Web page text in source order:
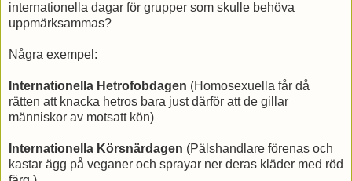
internationella dagar för grupper som skulle behöva
uppmärksammas?
Några exempel:
Internationella Hetrofobdagen (Homosexuella får då
rätten att knacka hetros bara just därför att de gillar
människor av motsatt kön)
Internationella Körsnärdagen (Pälshandlare förenas och
kastar ägg på veganer och sprayar ner deras kläder med röd